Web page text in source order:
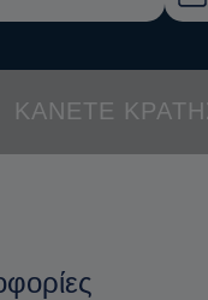
ΚΆΝΕΤΕ